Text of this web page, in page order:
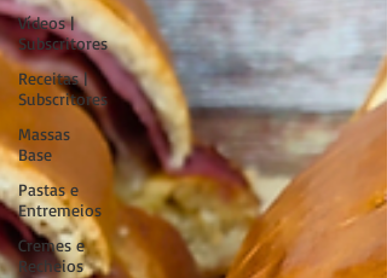
Vídeos |
Subscritores
Receitas |
Subscritores
Massas
Base
Pastas e
Entremeios
Cremes e
Recheios